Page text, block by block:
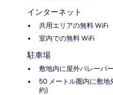
インターネット
共用エリアの無料 WiFi
室内での無料 WiFi
駐車場
敷地内に屋外バレーパ
50 メートル圏内に敷地
約)